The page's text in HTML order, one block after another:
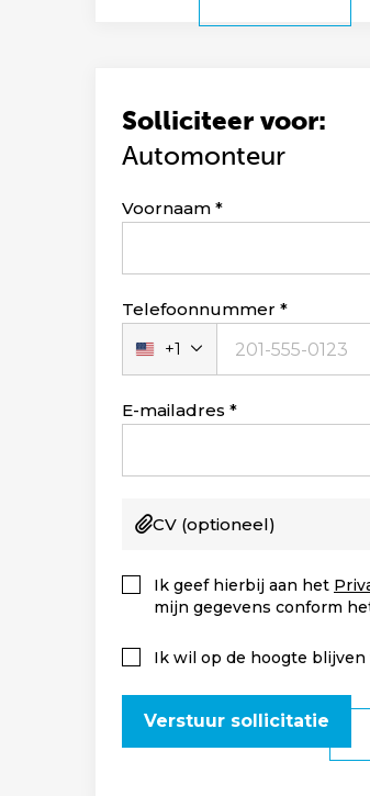
Solliciteer voor:
Automonteur
Leave
Voornaam
Telefoonnummer
Verenigde
Staten
+1
+1
E-mailadres
CV (optioneel)
Ik geef hierbij aan het
mijn gegevens conform
Ik wil op de hoogte
Verstuur sollicitatie